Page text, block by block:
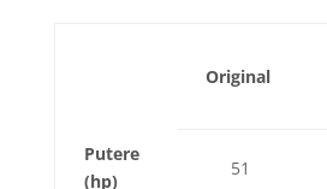
Original
Putere
(hp)
51